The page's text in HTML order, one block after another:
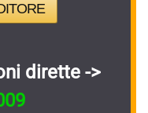
dirette ->